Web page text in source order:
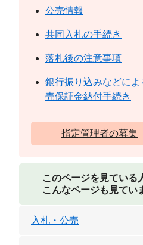
公売情報
共同入札の手続き
落札後の注意事項
銀行振り込みなどによ
売保証金納付手続き
指定管理者の募集
このページを見ている
こんなページも見てい
入札・公売